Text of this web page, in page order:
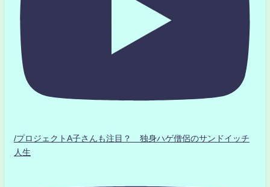
/プロジェクトA子さんも注目？ 独身ハゲ僧侶のサンドイッチ
人生